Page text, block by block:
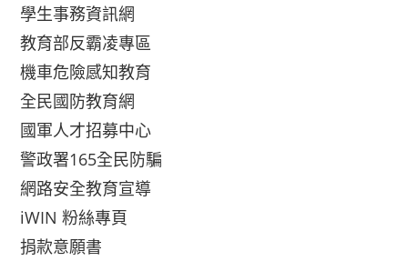
學生事務資訊網
教育部反霸凌專區
機車危險感知教育
全民國防教育網
國軍人才招募中心
警政署165全民防騙
網路安全教育宣導
iWIN 粉絲專頁
捐款意願書